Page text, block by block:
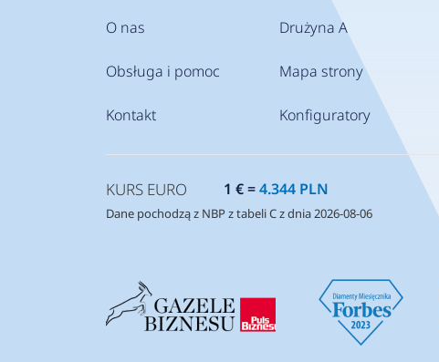
O nas
Obsługa i pomoc
Kontakt
Drużyna A
Mapa strony
Konfiguratory
KURS EURO 1 € =4.344 PLN
Dane pochodzą z NBP z tabeli C z dnia 2026-08-06